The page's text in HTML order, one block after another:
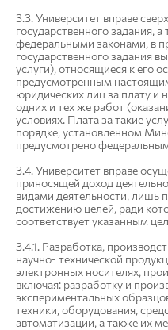
3.3. Университет вправе
государственного задания,
федеральными законами, в
государственного задания
услуги), относящиеся к его
предусмотренным
юридических лиц за плату и
одних и тех же работ
условиях. Плата за такие
порядке, установленном
предусмотрено
3.4. Университет вправе
приносящей доход
видами деятельности, лишь
достижению целей, ради
соответствует указанным
3.4.1. Разработка,
научно- технической
электронных носителях,
включая: разработку и
экспериментальных
техники, оборудования,
автоматизации, а также их